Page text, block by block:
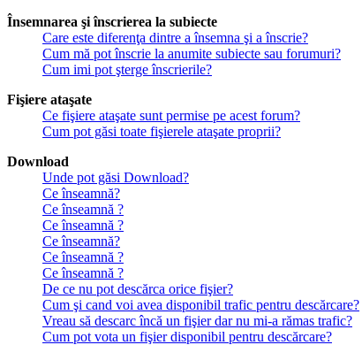
Însemnarea şi înscrierea la subiecte
Care este diferenţa dintre a însemna şi a înscrie?
Cum mă pot înscrie la anumite subiecte sau forumuri?
Cum imi pot şterge înscrierile?
Fişiere ataşate
Ce fişiere ataşate sunt permise pe acest forum?
Cum pot găsi toate fişierele ataşate proprii?
Download
Unde pot găsi Download?
Ce înseamnă?
Ce înseamnă ?
Ce înseamnă ?
Ce înseamnă?
Ce înseamnă ?
Ce înseamnă ?
De ce nu pot descărca orice fişier?
Cum şi cand voi avea disponibil trafic pentru descărcare?
Vreau să descarc încă un fişier dar nu mi-a rămas trafic?
Cum pot vota un fişier disponibil pentru descărcare?